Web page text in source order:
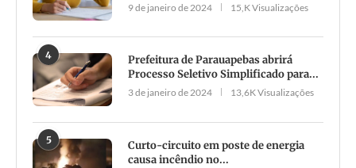
9 de janeiro de 2024 15,K Visualizações
4
Prefeitura de Parauapebas abrirá
Processo Seletivo Simplificado para...
3 de janeiro de 2024 13,6K Visualizações
5
Curto-circuito em poste de energia
causa incêndio no...